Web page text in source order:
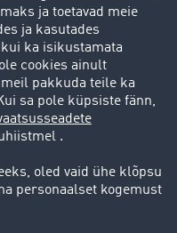
tekkinud?